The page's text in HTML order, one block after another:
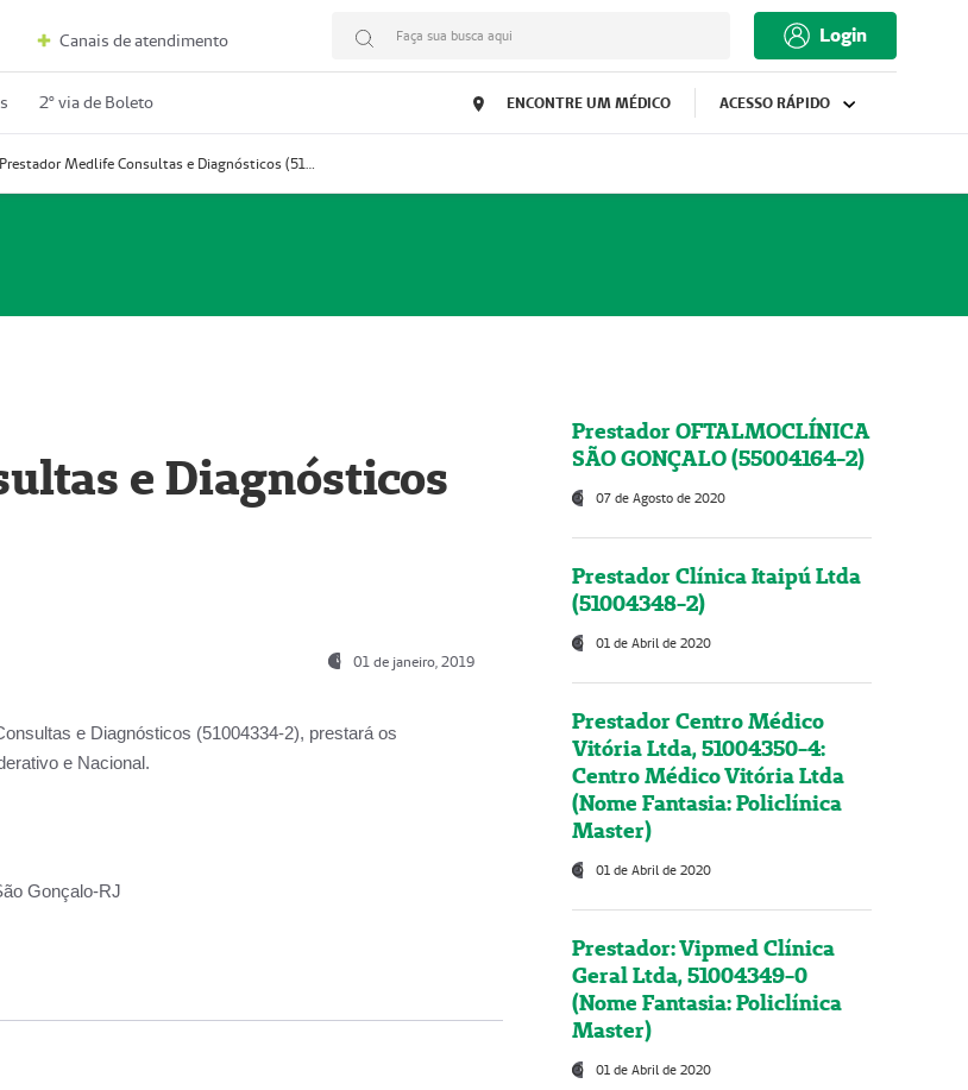
Canais de atendimento Faça sua busca aqui Login
2º via de Boleto ENCONTRE UM MÉDICO ACESSO RÁPIDO
Prestador Medlife Consultas e Diagnósticos (51004334-2)
e Diagnósticos
01 de janeiro, 2019
e Diagnósticos (51004334-2), prestará os
e Nacional.
Gonçalo-RJ
Prestador OFTALMOCLÍNICA
SÃO GONÇALO (55004164-2)
07 de Agosto de 2020
Prestador Clínica Itaipú Ltda
(51004348-2)
01 de Abril de 2020
Prestador Centro Médico
Vitória Ltda, 51004350-4:
Centro Médico Vitória Ltda
(Nome Fantasia: Policlínica
Master)
01 de Abril de 2020
Prestador: Vipmed Clínica
Geral Ltda, 51004349-0
(Nome Fantasia: Policlínica
Master)
01 de Abril de 2020